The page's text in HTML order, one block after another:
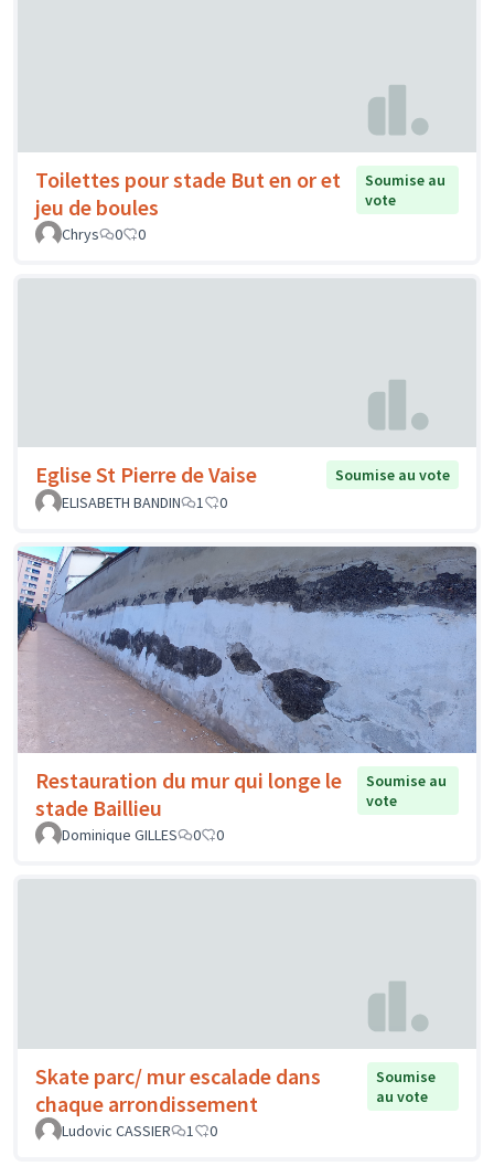
Toilettes pour stade But en or et
jeu de boules
Soumise au
vote
Chrys
0 0
Eglise St Pierre de Vaise
Soumise au vote
ELISABETH BANDIN
1 0
Restauration du mur qui longe le
stade Baillieu
Soumise au
vote
Dominique GILLES
0 0
Skate parc/ mur escalade dans
chaque arrondissement
Soumise
au vote
Ludovic CASSIER
1 0